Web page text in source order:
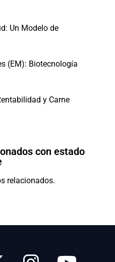
Un Modelo de
(EM): Biotecnología
y Carne
con estado
relacionados.